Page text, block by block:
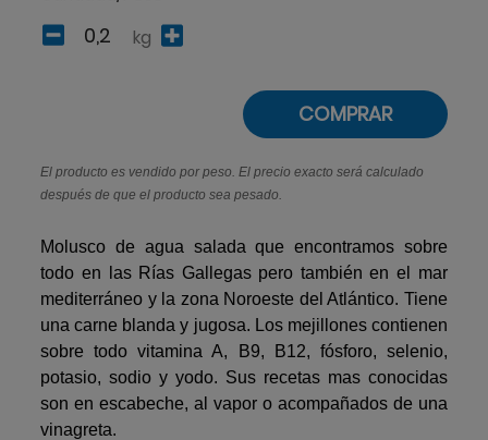
kg
COMPRAR
El producto es vendido por peso. El precio exacto será calculado
después de que el producto sea pesado.
Molusco de agua salada que encontramos sobre
todo en las Rías Gallegas pero también en el mar
mediterráneo y la zona Noroeste del Atlántico. Tiene
una carne blanda y jugosa. Los mejillones contienen
sobre todo vitamina A, B9, B12, fósforo, selenio,
potasio, sodio y yodo. Sus recetas mas conocidas
son en escabeche, al vapor o acompañados de una
vinagreta.